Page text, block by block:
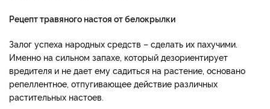
Рецепт травяного настоя от белокрылки
Залог успеха народных средств – сделать их пахучими.
Именно на сильном запахе, который дезориентирует
вредителя и не дает ему садиться на растение, основано
репеллентное, отпугивающее действие различных
растительных настоев.